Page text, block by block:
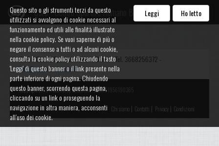
Csrb - Centro Sportivo Romano Banco
Csrb - Centro Sportivo Romano Banco - Tel. 3668256372 -
info@csromanobanco.it
Copyright 2015 Watalike by Edisoft Srl - P.IVA 01956190365
Chi siamo | Contatti | Privacy | Condizioni
Questo sito o gli strumenti terzi da questo
utilizzati si avvalgono di cookie necessari al
funzionamento ed utili alle finalità illustrate
nella cookie policy. Se vuoi saperne di più o
negare il consenso a tutti o ad alcuni cookie,
consulta la cookie policy utilizzando il tasto
'Leggi' di questo banner o il link presente nella
parte inferiore di ogni pagina. Chiudendo
questo banner, scorrendo questa pagina,
cliccando su un link o proseguendo la
navigazione in altra maniera, acconsenti
all’uso dei cookie.
Leggi Ho letto